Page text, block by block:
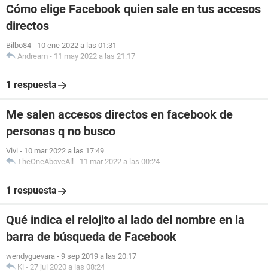
Cómo elige Facebook quien sale en tus accesos
directos
Bilbo84 - 10 ene 2022 a las 01:31
Andream - 11 may 2022 a las 21:17
1 respuesta
Me salen accesos directos en facebook de
personas q no busco
Vivi - 10 mar 2022 a las 17:49
TheOneAboveAll - 11 mar 2022 a las 00:24
1 respuesta
Qué indica el relojito al lado del nombre en la
barra de búsqueda de Facebook
wendyguevara - 9 sep 2019 a las 20:17
Ki - 27 jul 2020 a las 08:24